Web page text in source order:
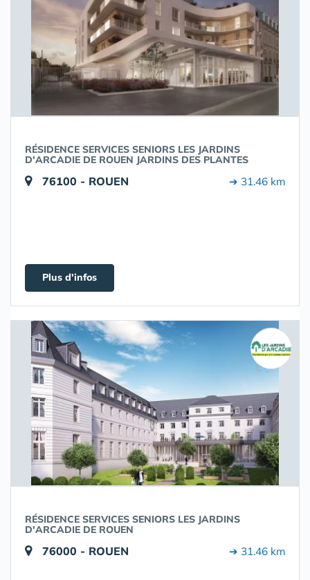
RÉSIDENCE SERVICES SENIORS LES JARDINS
D'ARCADIE DE ROUEN JARDINS DES PLANTES
76100 - ROUEN ➔ 31.46 km
Plus d'infos
RÉSIDENCE SERVICES SENIORS LES JARDINS
D'ARCADIE DE ROUEN
76000 - ROUEN ➔ 31.46 km